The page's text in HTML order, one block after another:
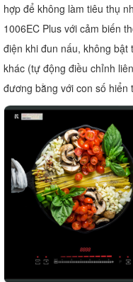
hợp để không làm tiêu thụ
1006EC Plus với cảm biến
điện khi đun nấu, không
khác (tự động điều chỉnh
đương bằng với con số hiển